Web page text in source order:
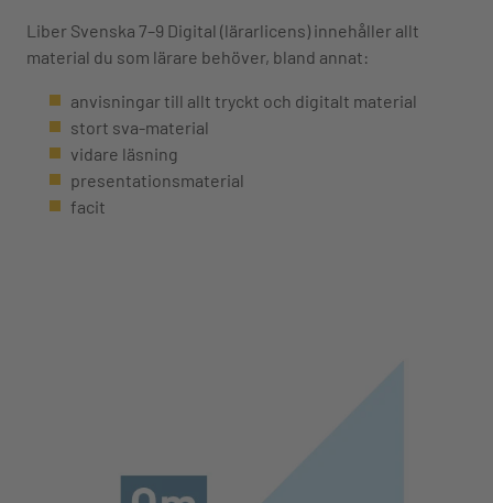
Liber Svenska 7–9 Digital (lärarlicens) innehåller allt
material du som lärare behöver, bland annat:
anvisningar till allt tryckt och digitalt material
stort sva-material
vidare läsning
presentationsmaterial
facit